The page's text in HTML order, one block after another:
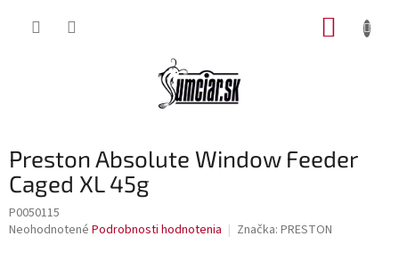
Preston Absolute Window Feeder
Caged XL 45g
P0050115
Priemerné
Neohodnotené Podrobnosti hodnotenia Značka: PRESTON